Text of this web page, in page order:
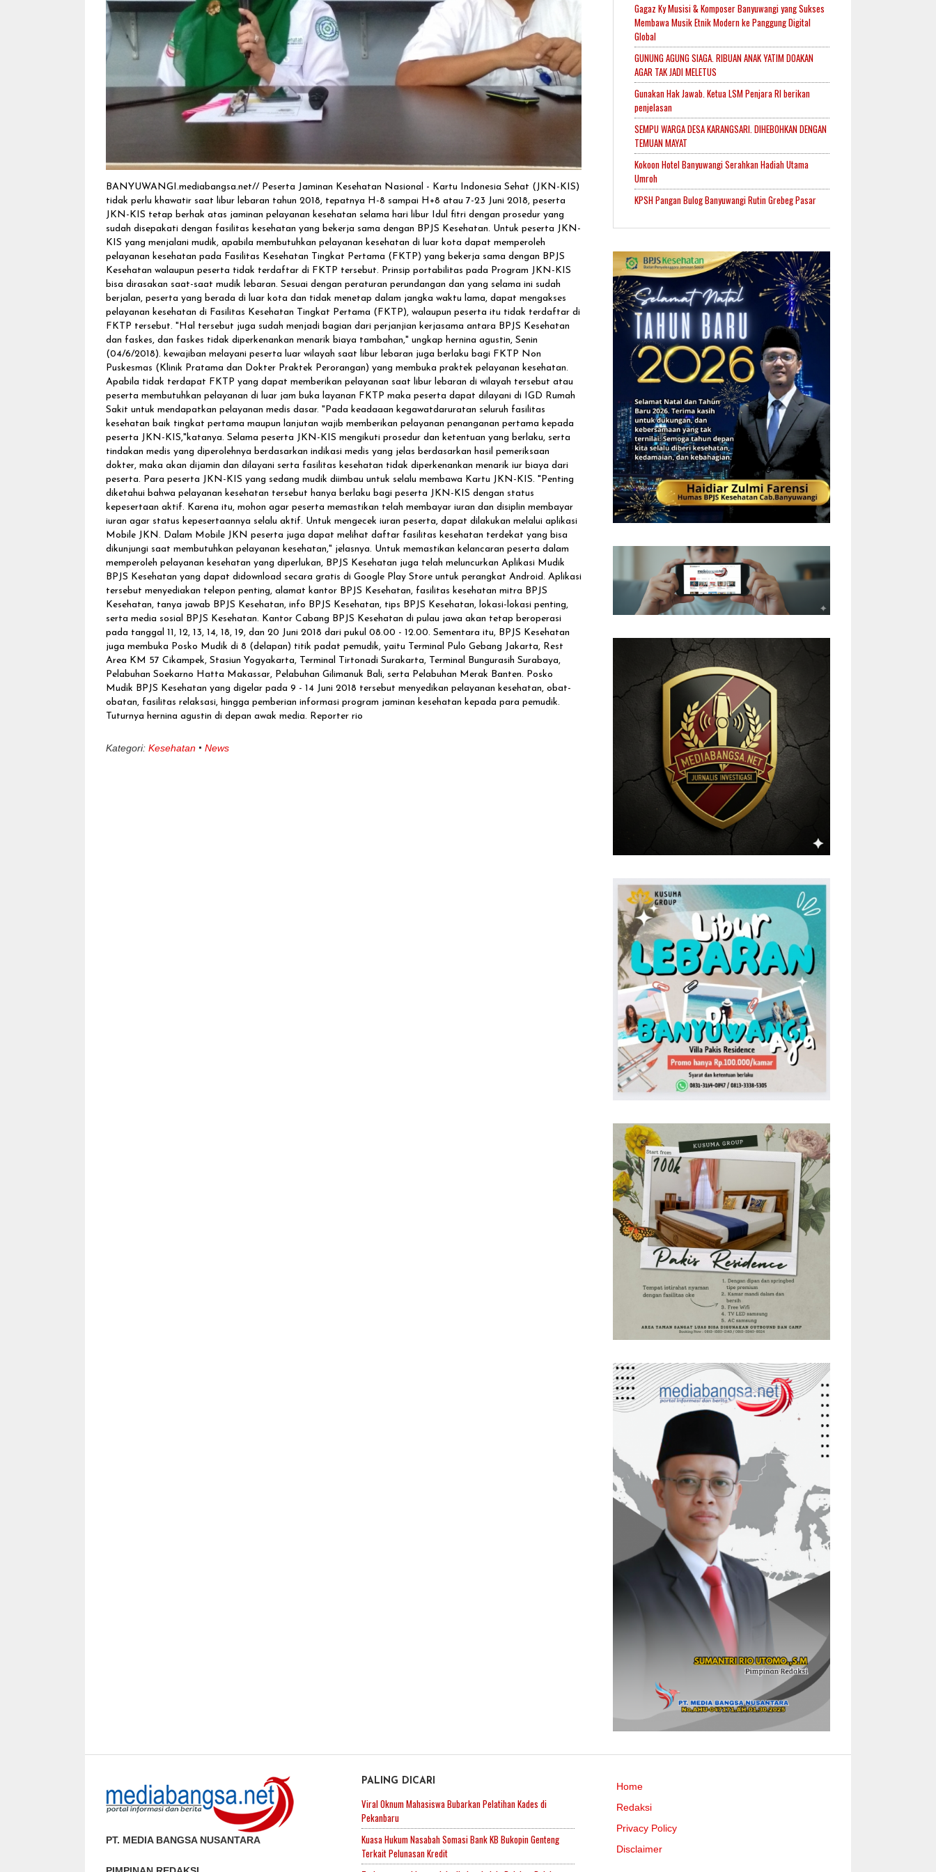
BANYUWANGI.mediabangsa.net// Peserta Jaminan Kesehatan Nasional - Kartu Indonesia Sehat (JKN-KIS)
tidak perlu khawatir saat libur lebaran tahun 2018, tepatnya H-8 sampai H+8 atau 7-23 Juni 2018, peserta
JKN-KIS tetap berhak atas jaminan pelayanan kesehatan selama hari libur Idul fitri dengan prosedur yang
sudah disepakati dengan fasilitas kesehatan yang bekerja sama dengan BPJS Kesehatan. Untuk peserta JKN-
KIS yang menjalani mudik, apabila membutuhkan pelayanan kesehatan di luar kota dapat memperoleh
pelayanan kesehatan pada Fasilitas Kesehatan Tingkat Pertama (FKTP) yang bekerja sama dengan BPJS
Kesehatan walaupun peserta tidak terdaftar di FKTP tersebut. Prinsip portabilitas pada Program JKN-KIS
bisa dirasakan saat-saat mudik lebaran. Sesuai dengan peraturan perundangan dan yang selama ini sudah
berjalan, peserta yang berada di luar kota dan tidak menetap dalam jangka waktu lama, dapat mengakses
pelayanan kesehatan di Fasilitas Kesehatan Tingkat Pertama (FKTP), walaupun peserta itu tidak terdaftar di
FKTP tersebut. "Hal tersebut juga sudah menjadi bagian dari perjanjian kerjasama antara BPJS Kesehatan
dan faskes, dan faskes tidak diperkenankan menarik biaya tambahan," ungkap hernina agustin, Senin
(04/6/2018). kewajiban melayani peserta luar wilayah saat libur lebaran juga berlaku bagi FKTP Non
Puskesmas (Klinik Pratama dan Dokter Praktek Perorangan) yang membuka praktek pelayanan kesehatan.
Apabila tidak terdapat FKTP yang dapat memberikan pelayanan saat libur lebaran di wilayah tersebut atau
peserta membutuhkan pelayanan di luar jam buka layanan FKTP maka peserta dapat dilayani di IGD Rumah
Sakit untuk mendapatkan pelayanan medis dasar. "Pada keadaaan kegawatdaruratan seluruh fasilitas
kesehatan baik tingkat pertama maupun lanjutan wajib memberikan pelayanan penanganan pertama kepada
peserta JKN-KIS,"katanya. Selama peserta JKN-KIS mengikuti prosedur dan ketentuan yang berlaku, serta
tindakan medis yang diperolehnya berdasarkan indikasi medis yang jelas berdasarkan hasil pemeriksaan
dokter, maka akan dijamin dan dilayani serta fasilitas kesehatan tidak diperkenankan menarik iur biaya dari
peserta. Para peserta JKN-KIS yang sedang mudik diimbau untuk selalu membawa Kartu JKN-KIS. "Penting
diketahui bahwa pelayanan kesehatan tersebut hanya berlaku bagi peserta JKN-KIS dengan status
kepesertaan aktif. Karena itu, mohon agar peserta memastikan telah membayar iuran dan disiplin membayar
iuran agar status kepesertaannya selalu aktif. Untuk mengecek iuran peserta, dapat dilakukan melalui aplikasi
Mobile JKN. Dalam Mobile JKN peserta juga dapat melihat daftar fasilitas kesehatan terdekat yang bisa
dikunjungi saat membutuhkan pelayanan kesehatan," jelasnya. Untuk memastikan kelancaran peserta dalam
memperoleh pelayanan kesehatan yang diperlukan, BPJS Kesehatan juga telah meluncurkan Aplikasi Mudik
BPJS Kesehatan yang dapat didownload secara gratis di Google Play Store untuk perangkat Android. Aplikasi
tersebut menyediakan telepon penting, alamat kantor BPJS Kesehatan, fasilitas kesehatan mitra BPJS
Kesehatan, tanya jawab BPJS Kesehatan, info BPJS Kesehatan, tips BPJS Kesehatan, lokasi-lokasi penting,
serta media sosial BPJS Kesehatan. Kantor Cabang BPJS Kesehatan di pulau jawa akan tetap beroperasi
pada tanggal 11, 12, 13, 14, 18, 19, dan 20 Juni 2018 dari pukul 08.00 - 12.00. Sementara itu, BPJS Kesehatan
juga membuka Posko Mudik di 8 (delapan) titik padat pemudik, yaitu Terminal Pulo Gebang Jakarta, Rest
Area KM 57 Cikampek, Stasiun Yogyakarta, Terminal Tirtonadi Surakarta, Terminal Bungurasih Surabaya,
Pelabuhan Soekarno Hatta Makassar, Pelabuhan Gilimanuk Bali, serta Pelabuhan Merak Banten. Posko
Mudik BPJS Kesehatan yang digelar pada 9 - 14 Juni 2018 tersebut menyedikan pelayanan kesehatan, obat-
obatan, fasilitas relaksasi, hingga pemberian informasi program jaminan kesehatan kepada para pemudik.
Tuturnya hernina agustin di depan awak media. Reporter rio
Kategori: Kesehatan News
Gagaz Ky Musisi & Komposer Banyuwangi yang Sukses
Membawa Musik Etnik Modern ke Panggung Digital
Global
GUNUNG AGUNG SIAGA. RIBUAN ANAK YATIM DOAKAN
AGAR TAK JADI MELETUS
Gunakan Hak Jawab. Ketua LSM Penjara RI berikan
penjelasan
SEMPU WARGA DESA KARANGSARI. DIHEBOHKAN DENGAN
TEMUAN MAYAT
Kokoon Hotel Banyuwangi Serahkan Hadiah Utama
Umroh
KPSH Pangan Bulog Banyuwangi Rutin Grebeg Pasar
PT. MEDIA BANGSA NUSANTARA
PALING DICARI
Viral Oknum Mahasiswa Bubarkan Pelatihan Kades di
Pekanbaru
Kuasa Hukum Nasabah Somasi Bank KB Bukopin Genteng
Terkait Pelunasan Kredit
Home
Redaksi
Privacy Policy
Disclaimer